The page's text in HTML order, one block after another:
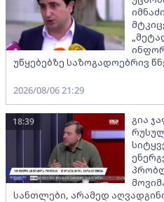
უწყებებზე საზოგადოებრივ
2026/08/06 21:29
გია
სანთლები, არამედ
18:39